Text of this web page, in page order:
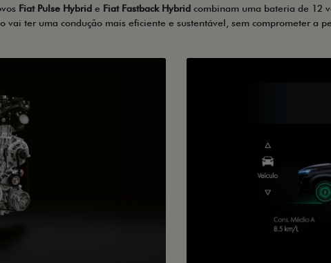
Fiat Pulse Hybrid e Fiat Fastback Hybrid combinam uma bateria de 12
ter uma condução mais eficiente e sustentável, sem comprometer a